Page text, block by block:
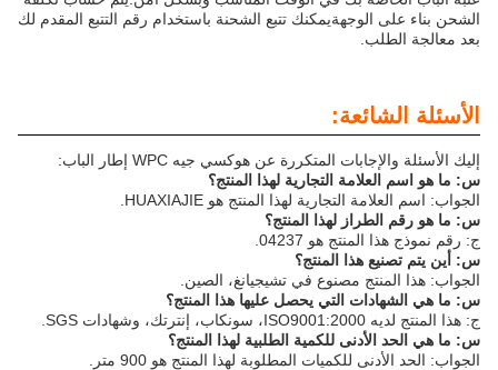
الشحن بناء على الوجهةيمكنك تتبع الشحنة باستخدام رقم التتبع المقدم لك
بعد معالجة الطلب.
الأسئلة الشائعة:
إليك الأسئلة والإجابات المتكررة عن هوكسي جيه WPC إطار الباب:
س: ما هو اسم العلامة التجارية لهذا المنتج؟
الجواب: اسم العلامة التجارية لهذا المنتج هو HUAXIAJIE.
س: ما هو رقم الطراز لهذا المنتج؟
ج: رقم نموذج هذا المنتج هو 04237.
س: أين يتم تصنيع هذا المنتج؟
الجواب: هذا المنتج مصنوع في تشيجيانغ، الصين.
س: ما هي الشهادات التي يحصل عليها هذا المنتج؟
ج: هذا المنتج لديه ISO9001:2000، سونكاب، إنترتك، وشهادات SGS.
س: ما هي الحد الأدنى للكمية الطلبية لهذا المنتج؟
الجواب: الحد الأدنى للكميات المطلوبة لهذا المنتج هو 900 متر.